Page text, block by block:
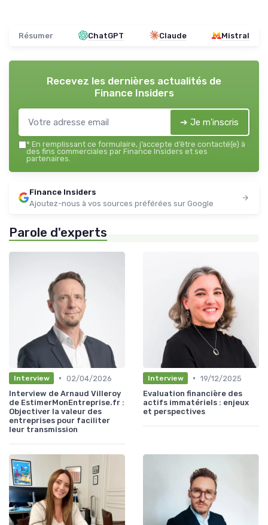
Résumer ChatGPT Claude Mistral
Recevez les dernières actualités de
Finance Insiders
➔ Je m'inscris
* En remplissant ce formulaire, j’accepte d’être contacté(e) à
des fins commerciales par Finance Insiders et ses
partenaires.
Finance Insiders
Ajoutez-nous à vos sources préférées sur Google
Parole d'experts
Interview • 02/04/2026
Interview de Arnaud Villeroy
de EstimerMonEntreprise.fr :
Objectiver la valeur des
entreprises pour faciliter
leur transmission
Interview • 19/12/2025
Evaluation financière des
actifs immatériels : enjeux
et perspectives